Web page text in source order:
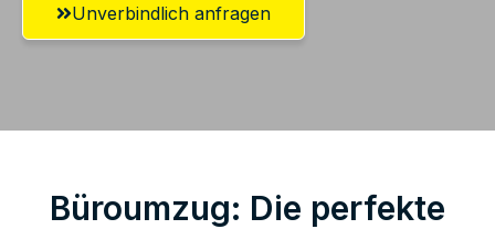
Unverbindlich anfragen
Büroumzug: Die perfekte